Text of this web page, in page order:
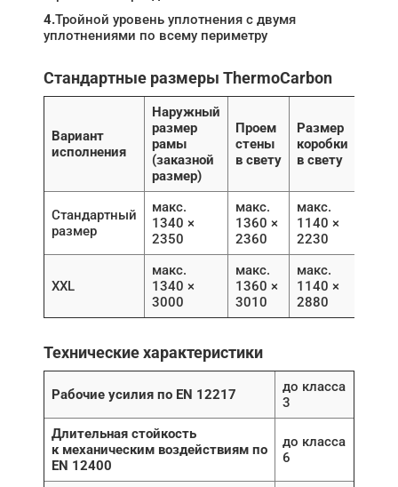
4.Тройной уровень уплотнения с двумя
уплотнениями по всему периметру
Стандартные размеры ThermoCarbon
Вариант
исполнения
Наружный
размер
рамы
(заказной
размер)
Проем
стены
в свету
Размер
коробки
в свету
Стандартный
размер
макс.
1340 ×
2350
макс.
1360 ×
2360
макс.
1140 ×
2230
XXL
макс.
1340 ×
3000
макс.
1360 ×
3010
макс.
1140 ×
2880
Технические характеристики
Рабочие усилия по EN 12217
до класса
3
Длительная стойкость
к механическим воздействиям по
EN 12400
до класса
6